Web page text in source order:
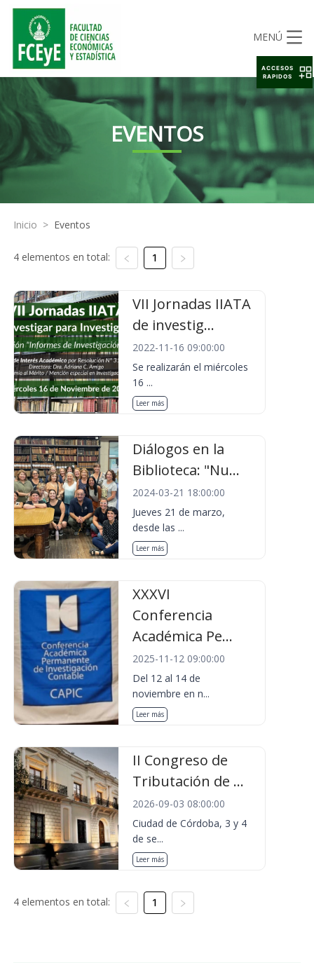
MENÚ
EVENTOS
Inicio > Eventos
4 elementos en total: 1
VII Jornadas IIATA
de investig...
2022-11-16 09:00:00
Se realizarán el miércoles
16 ...
Leer más
Diálogos en la
Biblioteca: "Nu...
2024-03-21 18:00:00
Jueves 21 de marzo,
desde las ...
Leer más
XXXVI
Conferencia
Académica Pe...
2025-11-12 09:00:00
Del 12 al 14 de
noviembre en n...
Leer más
II Congreso de
Tributación de ...
2026-09-03 08:00:00
Ciudad de Córdoba, 3 y 4
de se...
Leer más
4 elementos en total: 1
ACCESOS
RAPIDOS